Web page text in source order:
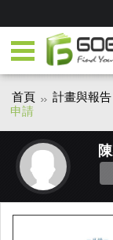
首頁 計畫與報告
申請